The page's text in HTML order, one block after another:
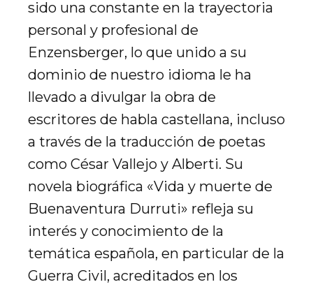
sido una constante en la trayectoria
personal y profesional de
Enzensberger, lo que unido a su
dominio de nuestro idioma le ha
llevado a divulgar la obra de
escritores de habla castellana, incluso
a través de la traducción de poetas
como César Vallejo y Alberti. Su
novela biográfica «Vida y muerte de
Buenaventura Durruti» refleja su
interés y conocimiento de la
temática española, en particular de la
Guerra Civil, acreditados en los